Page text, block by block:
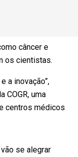
câncer e
os cientistas.
a inovação”,
COGR, uma
centros médicos
se alegrar